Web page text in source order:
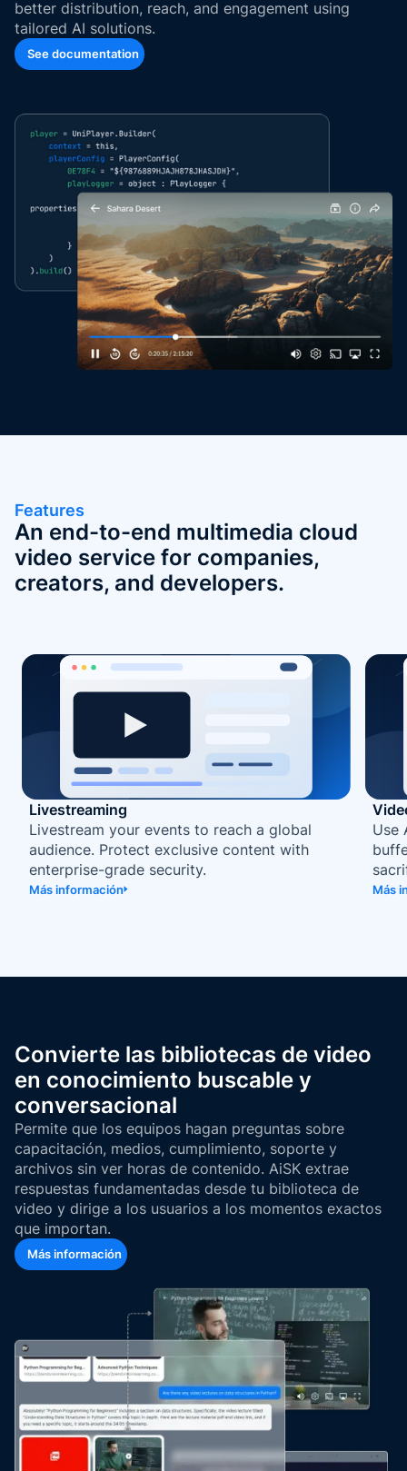
better distribution, reach, and engagement using
tailored AI solutions.
See documentation
Features
An end-to-end multimedia cloud
video service for companies,
creators, and developers.
Livestreaming
Livestream your events to reach a global
audience. Protect exclusive content with
enterprise-grade security.
Más información
Use
Más
Convierte las bibliotecas de video
en conocimiento buscable y
conversacional
Permite que los equipos hagan preguntas sobre
capacitación, medios, cumplimiento, soporte y
archivos sin ver horas de contenido. AiSK extrae
respuestas fundamentadas desde tu biblioteca de
video y dirige a los usuarios a los momentos exactos
que importan.
Más información